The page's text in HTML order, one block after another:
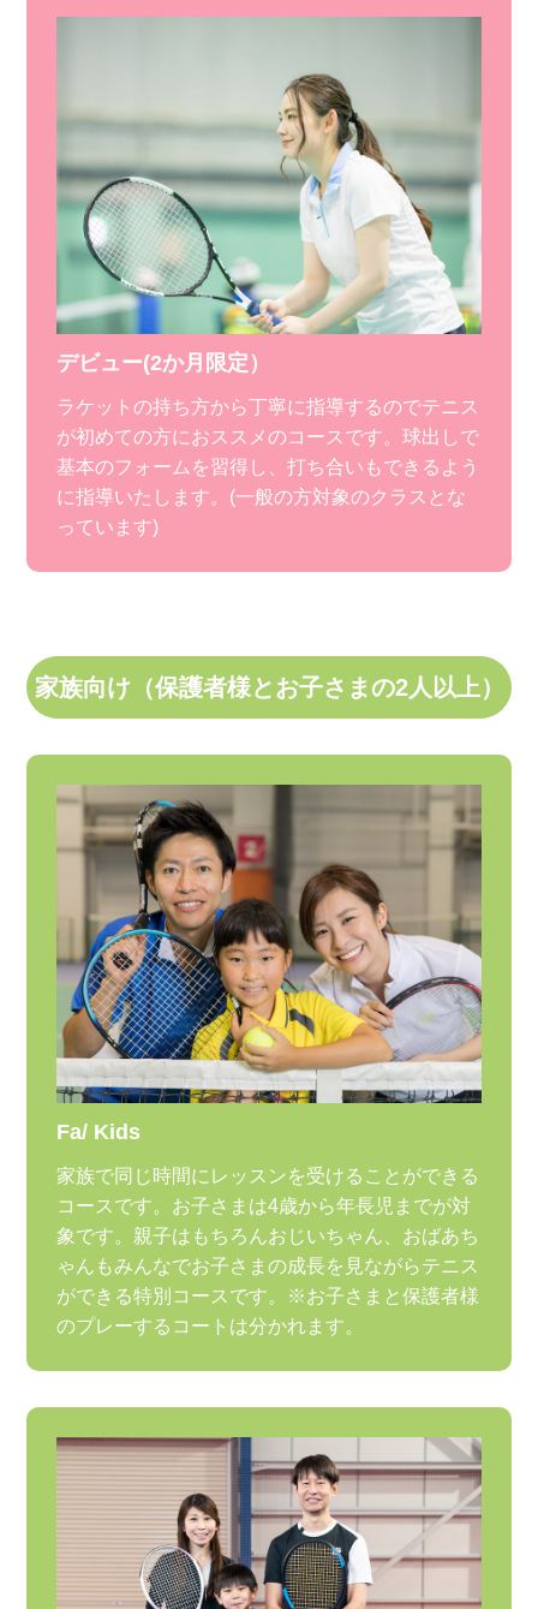
デビュー(2か月限定）
ラケットの持ち方から丁寧に指導するのでテニス
が初めての方におススメのコースです。球出しで
基本のフォームを習得し、打ち合いもできるよう
に指導いたします。(一般の方対象のクラスとな
っています)
家族向け（保護者様とお子さまの2人以上）
Fa/ Kids
家族で同じ時間にレッスンを受けることができる
コースです。お子さまは4歳から年長児までが対
象です。親子はもちろんおじいちゃん、おばあち
ゃんもみんなでお子さまの成長を見ながらテニス
ができる特別コースです。※お子さまと保護者様
のプレーするコートは分かれます。